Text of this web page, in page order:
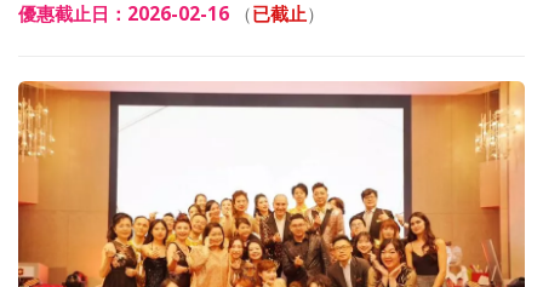
優惠截止日：2026-02-16 （已截止）